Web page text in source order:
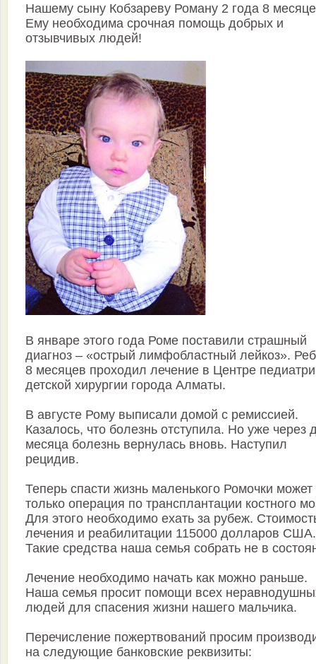
Нашему сыну Кобзареву Роману 2 года 8
Ему необходима срочная помощь добрых и
отзывчивых людей!
В январе этого года Роме поставили страшный
диагноз – «острый лимфобластный лейкоз».
8 месяцев проходил лечение в Центре
детской хирургии города Алматы.
В августе Рому выписали домой с ремиссией.
Казалось, что болезнь отступила. Но уже через
месяца болезнь вернулась вновь. Наступил
рецидив.
Теперь спасти жизнь маленького Ромочки может
только операция по трансплантации костного
Для этого необходимо ехать за рубеж.
лечения и реабилитации 115000 долларов США.
Такие средства наша семья собрать не в
Лечение необходимо начать как можно раньше.
Наша семья просит помощи всех
людей для спасения жизни нашего мальчика.
Перечисление пожертвований просим
на следующие банковские реквизиты: